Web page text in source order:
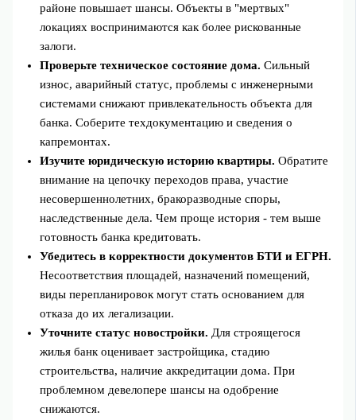
районе повышает шансы. Объекты в "мертвых"
локациях воспринимаются как более рискованные
залоги.
Проверьте техническое состояние дома. Сильный
износ, аварийный статус, проблемы с инженерными
системами снижают привлекательность объекта для
банка. Соберите техдокументацию и сведения о
капремонтах.
Изучите юридическую историю квартиры. Обратите
внимание на цепочку переходов права, участие
несовершеннолетних, бракоразводные споры,
наследственные дела. Чем проще история - тем выше
готовность банка кредитовать.
Убедитесь в корректности документов БТИ и ЕГРН.
Несоответствия площадей, назначений помещений,
виды перепланировок могут стать основанием для
отказа до их легализации.
Уточните статус новостройки. Для строящегося
жилья банк оценивает застройщика, стадию
строительства, наличие аккредитации дома. При
проблемном девелопере шансы на одобрение
снижаются.